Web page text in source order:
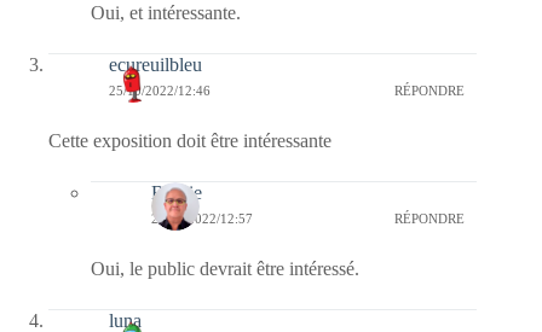
Oui, et intéressante.
ecureuilbleu
25/10/2022/12:46 RÉPONDRE
Cette exposition doit être intéressante
Bernie
25/10/2022/12:57 RÉPONDRE
Oui, le public devrait être intéressé.
luna